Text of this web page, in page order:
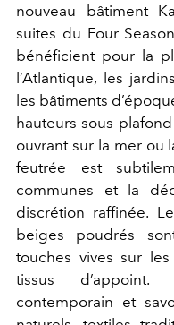
nouveau bâtiment
suites du Four
bénéficient pour la
l’Atlantique, les
les bâtiments
hauteurs sous
ouvrant sur la mer ou
feutrée est
communes et la
discrétion raffinée.
beiges poudrés
touches vives sur
tissus d’appoint.
contemporain et